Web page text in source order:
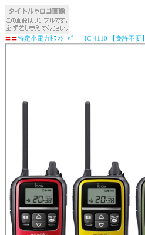
〓〓特定小電力ﾄﾗﾝｼｰﾊﾞｰ IC-4110 【免許不要】